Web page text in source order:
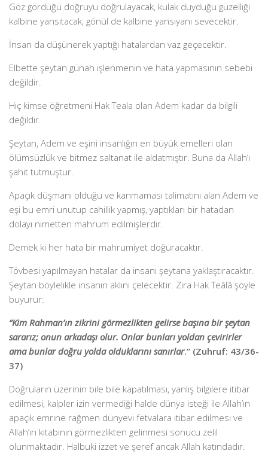
Göz gördüğü doğruyu doğrulayacak, kulak duyduğu güzelliği
kalbine yansıtacak, gönül de kalbine yansıyanı sevecektir.
İnsan da düşünerek yaptığı hatalardan vaz geçecektir.
Elbette şeytan günah işlenmenin ve hata yapmasının sebebi
değildir.
Hiç kimse öğretmeni Hak Teala olan Adem kadar da bilgili
değildir.
Şeytan, Adem ve eşini insanlığın en büyük emelleri olan
ölümsüzlük ve bitmez saltanat ile aldatmıştır. Buna da Allah’ı
şahit tutmuştur.
Apaçık düşmanı olduğu ve kanmaması talimatını alan Adem ve
eşi bu emri unutup cahillik yapmış, yaptıkları bir hatadan
dolayı nimetten mahrum edilmişlerdir.
Demek ki her hata bir mahrumiyet doğuracaktır.
Tövbesi yapılmayan hatalar da insanı şeytana yaklaştıracaktır.
Şeytan böylelikle insanın aklını çelecektir. Zira Hak Teâlâ şöyle
buyurur:
“Kim Rahman’ın zikrini görmezlikten gelirse başına bir şeytan
sararız; onun arkadaşı olur. Onlar bunları yoldan çevirirler
ama bunlar doğru yolda olduklarını sanırlar.” (Zuhruf: 43/36-
37)
Doğruların üzerinin bile bile kapatılması, yanlış bilgilere itibar
edilmesi, kalpler izin vermediği halde dünya isteği ile Allah’ın
apaçık emrine rağmen dünyevi fetvalara itibar edilmesi ve
Allah’ın kitabının görmezlikten gelinmesi sonucu zelil
olunmaktadır. Halbuki izzet ve şeref ancak Allah katındadır.